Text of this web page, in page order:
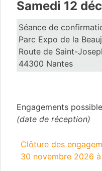
Samedi 12
Séance de
Parc Expo de la
Route de Saint-
44300 Nantes
Engagements
(date de réception)
Clôture des
30 novembre 2026